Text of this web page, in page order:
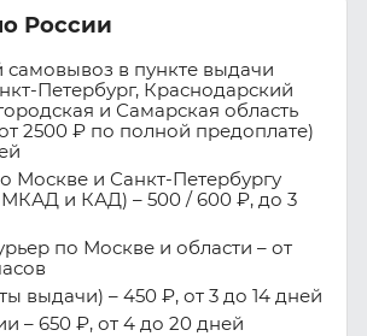
России
самовывоз в пункте выдачи
Петербург, Краснодарский
и Самарская область
2500 ₽ по полной предоплате)
Москве и Санкт-Петербургу
МКАД и КАД) – 500 / 600 ₽, до 3
по Москве и области – от
выдачи) – 450 ₽, от 3 до 14 дней
– 650 ₽, от 4 до 20 дней